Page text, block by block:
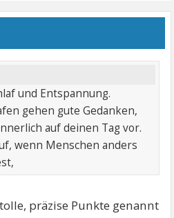
und Entspannung.
gehen gute Gedanken,
auf deinen Tag vor.
wenn Menschen anders
präzise Punkte genannt